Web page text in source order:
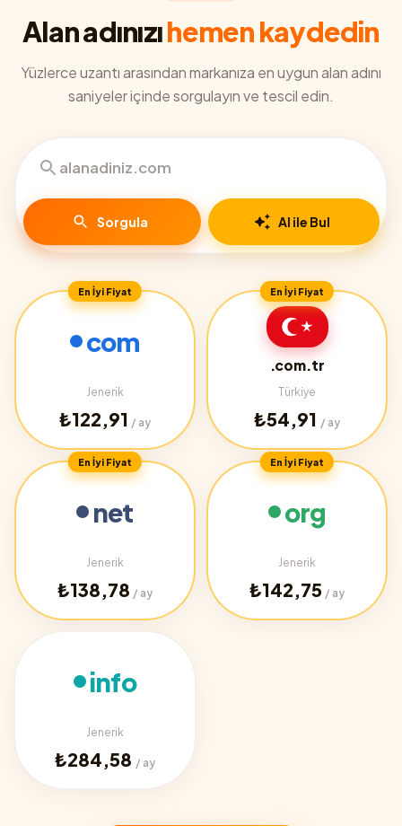
Alan adınızıhemen kaydedin
Yüzlerce uzantı arasından markanıza en uygun alan adını
saniyeler içinde sorgulayın ve tescil edin.
Sorgula AI ile Bul
En İyi Fiyat
com
Jenerik
₺122,91 / ay
En İyi Fiyat
.com.tr
Türkiye
₺54,91 / ay
En İyi Fiyat
net
Jenerik
₺138,78 / ay
En İyi Fiyat
org
Jenerik
₺142,75 / ay
info
Jenerik
₺284,58 / ay